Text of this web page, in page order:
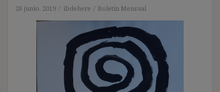
28 junio, 2019 ibdehere Boletín Mensual